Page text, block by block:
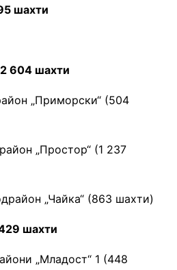
шахти
604 шахти
„Приморски“ (504
„Простор“ (1 237
„Чайка“ (863 шахти)
шахти
„Младост“ 1 (448